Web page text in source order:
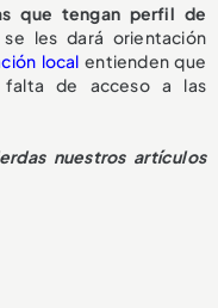
que tengan perfil de
se les dará orientación
local entienden que
falta de acceso a las
nuestros artículos